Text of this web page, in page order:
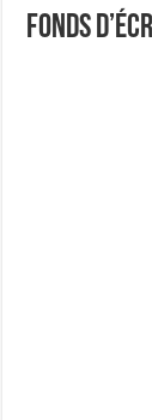
Fonds